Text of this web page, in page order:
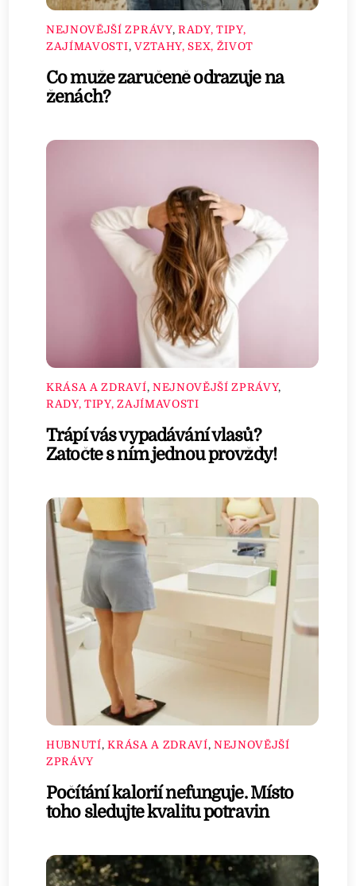
NEJNOVĚJŠÍ ZPRÁVY, RADY, TIPY,
ZAJÍMAVOSTI, VZTAHY, SEX, ŽIVOT
Co muže zaručeně odrazuje na
ženách?
KRÁSA A ZDRAVÍ, NEJNOVĚJŠÍ ZPRÁVY,
RADY, TIPY, ZAJÍMAVOSTI
Trápí vás vypadávání vlasů?
Zatočte s ním jednou provždy!
HUBNUTÍ,KRÁSA A ZDRAVÍ, NEJNOVĚJŠÍ
ZPRÁVY
Počítání kalorií nefunguje. Místo
toho sledujte kvalitu potravin